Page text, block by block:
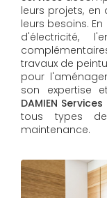
leurs projets,
leurs besoins.
d'électricité,
travaux de
pour
son expertise
DAMIEN Services​​​​​​​
tous types
maintenance.